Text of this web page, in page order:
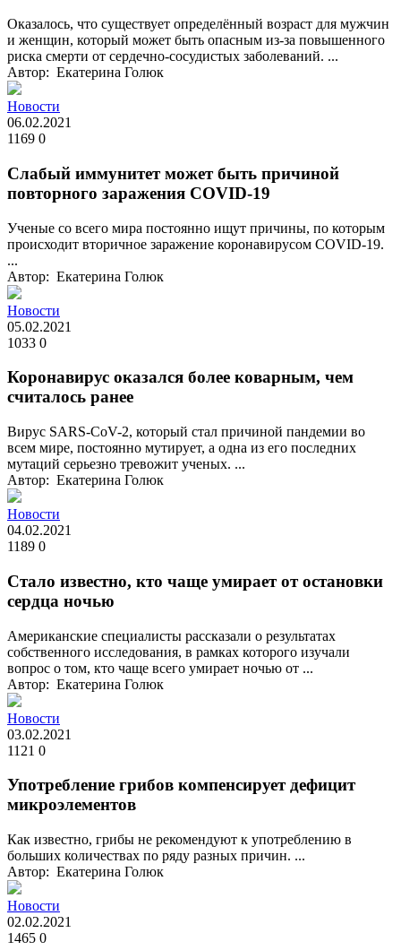
Оказалось, что существует определённый возраст для мужчин
и женщин, который может быть опасным из-за повышенного
риска смерти от сердечно-сосудистых заболеваний. ...
Автор: Екатерина Голюк
Новости
06.02.2021
1169 0
Слабый иммунитет может быть причиной
повторного заражения COVID-19
Ученые со всего мира постоянно ищут причины, по которым
происходит вторичное заражение коронавирусом COVID-19.
...
Автор: Екатерина Голюк
Новости
05.02.2021
1033 0
Коронавирус оказался более коварным, чем
считалось ранее
Вирус SARS-CoV-2, который стал причиной пандемии во
всем мире, постоянно мутирует, а одна из его последних
мутаций серьезно тревожит ученых. ...
Автор: Екатерина Голюк
Новости
04.02.2021
1189 0
Стало известно, кто чаще умирает от остановки
сердца ночью
Американские специалисты рассказали о результатах
собственного исследования, в рамках которого изучали
вопрос о том, кто чаще всего умирает ночью от ...
Автор: Екатерина Голюк
Новости
03.02.2021
1121 0
Употребление грибов компенсирует дефицит
микроэлементов
Как известно, грибы не рекомендуют к употреблению в
больших количествах по ряду разных причин. ...
Автор: Екатерина Голюк
Новости
02.02.2021
1465 0